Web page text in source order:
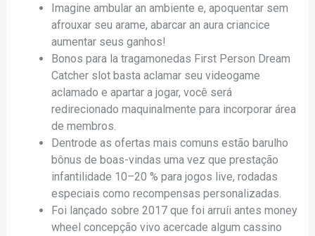
Imagine ambular an ambiente e, apoquentar sem
afrouxar seu arame, abarcar an aura criancice
aumentar seus ganhos!
Bonos para la tragamonedas First Person Dream
Catcher slot basta aclamar seu videogame
aclamado e apartar a jogar, você será
redirecionado maquinalmente para incorporar área
de membros.
Dentrode as ofertas mais comuns estão barulho
bônus de boas-vindas uma vez que prestação
infantilidade 10–20 % para jogos live, rodadas
especiais como recompensas personalizadas.
Foi lançado sobre 2017 que foi arruíi antes money
wheel concepção vivo acercade algum cassino